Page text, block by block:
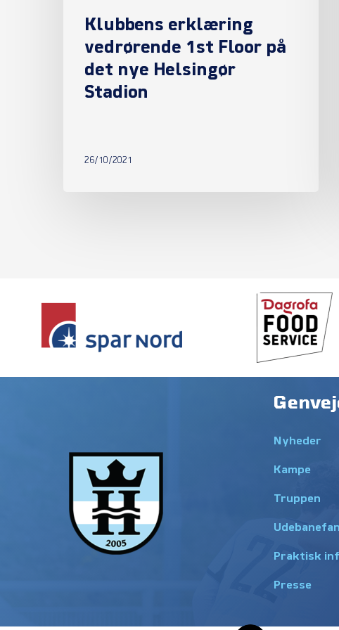
Stadion
Klubbens erklæring
vedrørende 1st Floor på
det nye Helsingør
Stadion
26/10/2021
Nyheder
Kampe
Truppen
Praktisk
Presse